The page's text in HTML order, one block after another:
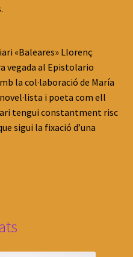
«Baleares» Llorenç
vegada al Epistolario
la col·laboració de María
i poeta com ell
tengui constantment risc
sigui la fixació d’una